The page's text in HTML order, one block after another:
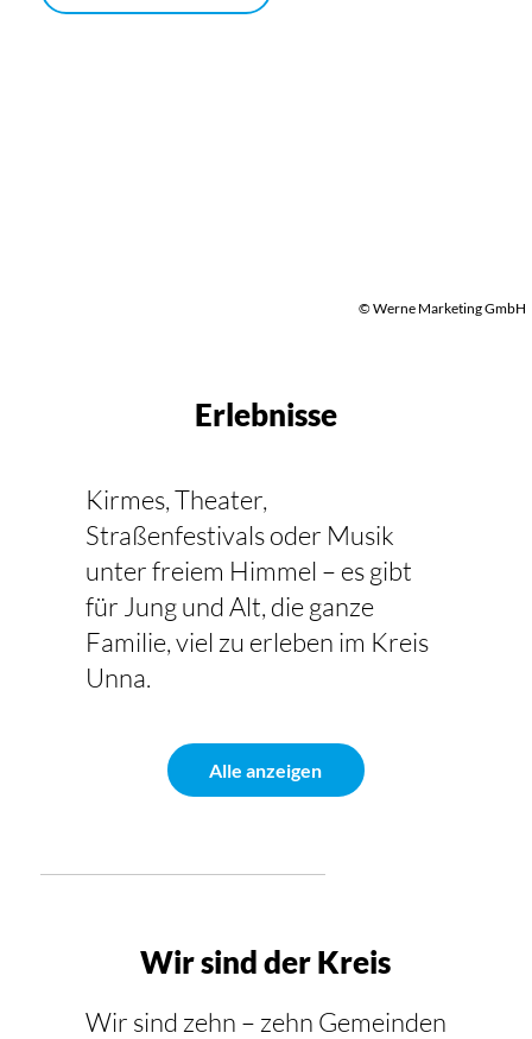
© Werne Marketing GmbH
Erlebnisse
Kirmes, Theater,
Straßenfestivals oder Musik
unter freiem Himmel – es gibt
für Jung und Alt, die ganze
Familie, viel zu erleben im Kreis
Unna.
Alle anzeigen
Wir sind der Kreis
Wir sind zehn – zehn Gemeinden